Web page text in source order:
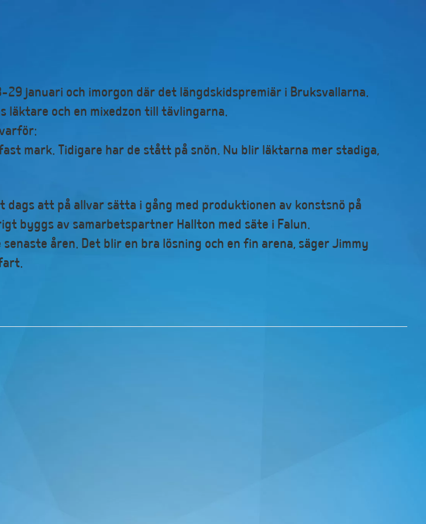
januari och imorgon där det längdskidspremiär i Bruksvallarna.
läktare och en mixedzon till tävlingarna.
mark. Tidigare har de stått på snön. Nu blir läktarna mer stadiga,
att på allvar sätta i gång med produktionen av konstsnö på
byggs av samarbetspartner Hallton med säte i Falun.
åren. Det blir en bra lösning och en fin arena, säger Jimmy